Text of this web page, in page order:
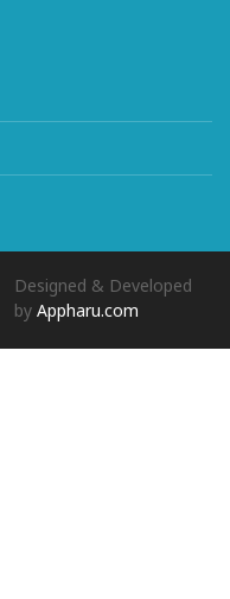
Designed & Developed
byAppharu.com